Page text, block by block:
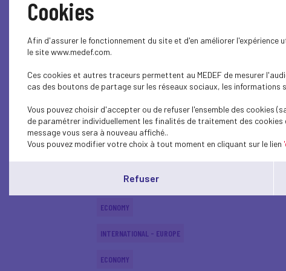
INTERNATIONAL - EUROPE
ECONOMY
ECONOMY
ECONOMY
ECONOMY
INTERNATIONAL - EUROPE
ECONOMY
Cookies
Afin d'assurer le fonctionnement du site et d'en améliorer
le site www.medef.com.
Ces cookies et autres traceurs permettent au MEDEF de mesurer
cas des boutons de partage sur les réseaux sociaux, les
Vous pouvez choisir d'accepter ou de refuser l'ensemble des cookies
de paramétrer individuellement les finalités de traitement des
message vous sera à nouveau affiché..
Vous pouvez modifier votre choix à tout moment en cliquant sur le lien
Refuser